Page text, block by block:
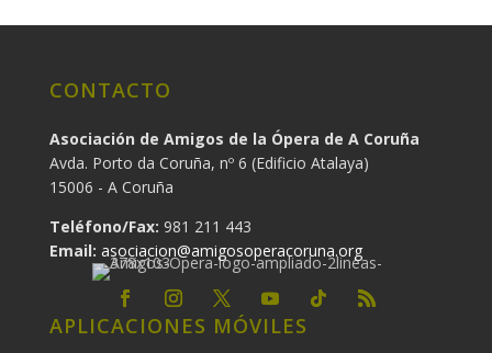
CONTACTO
Asociación de Amigos de la Ópera de A Coruña
Avda. Porto da Coruña, nº 6 (Edificio Atalaya)
15006 - A Coruña
Teléfono/Fax: 981 211 443
Email: asociacion@amigosoperacoruna.org
APLICACIONES MÓVILES